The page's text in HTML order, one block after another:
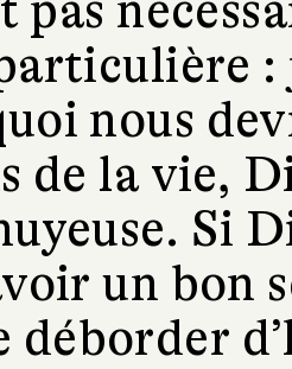
:
nous
de la vie,
Si
un bon
déborder